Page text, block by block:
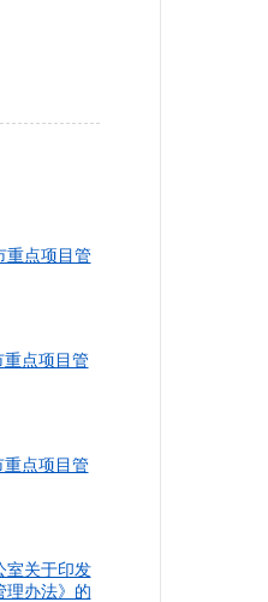
重点项目管
点项目管
点项目管
室关于印发
理办法》的